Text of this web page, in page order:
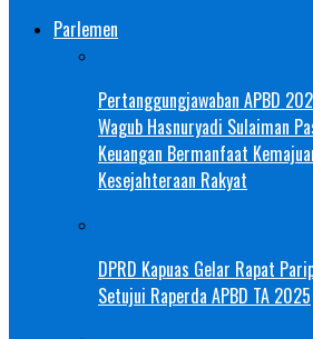
Parlemen
Pertanggungjawaban APBD
Wagub Hasnuryadi Sulaiman
Keuangan Bermanfaat
Kesejahteraan Rakyat
DPRD Kapuas Gelar Rapat
Setujui Raperda APBD TA 2025